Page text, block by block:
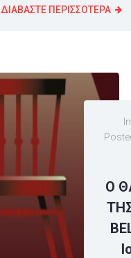
ΔΙΑΒΑΣΤΕ ΠΕΡΙΣΣΟΤΕΡΑ
In
Ο